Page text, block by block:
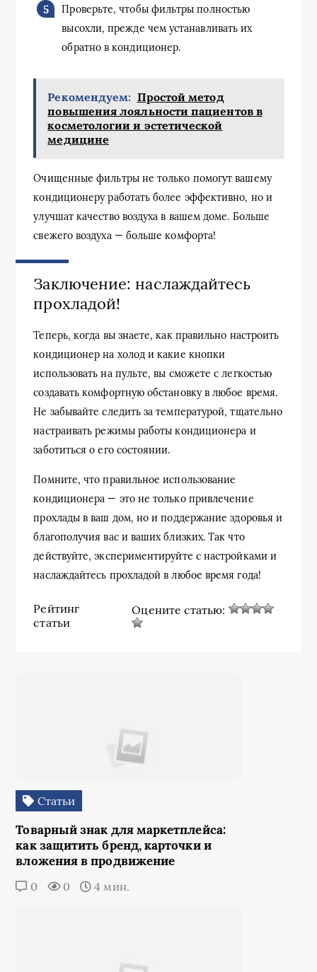
Проверьте, чтобы фильтры полностью
высохли, прежде чем устанавливать их
обратно в кондиционер.
Рекомендуем: Простой метод
повышения лояльности пациентов в
косметологии и эстетической
медицине
Очищенные фильтры не только помогут вашему
кондиционеру работать более эффективно, но и
улучшат качество воздуха в вашем доме. Больше
свежего воздуха — больше комфорта!
Заключение: наслаждайтесь
прохладой!
Теперь, когда вы знаете, как правильно настроить
кондиционер на холод и какие кнопки
использовать на пульте, вы сможете с легкостью
создавать комфортную обстановку в любое время.
Не забывайте следить за температурой, тщательно
настраивать режимы работы кондиционера и
заботиться о его состоянии.
Помните, что правильное использование
кондиционера — это не только привлечение
прохлады в ваш дом, но и поддержание здоровья и
благополучия вас и ваших близких. Так что
действуйте, экспериментируйте с настройками и
наслаждайтесь прохладой в любое время года!
Рейтинг
статьи
Оцените статью:
Статьи
Товарный знак для маркетплейса:
как защитить бренд, карточки и
вложения в продвижение
0 0 4 мин.